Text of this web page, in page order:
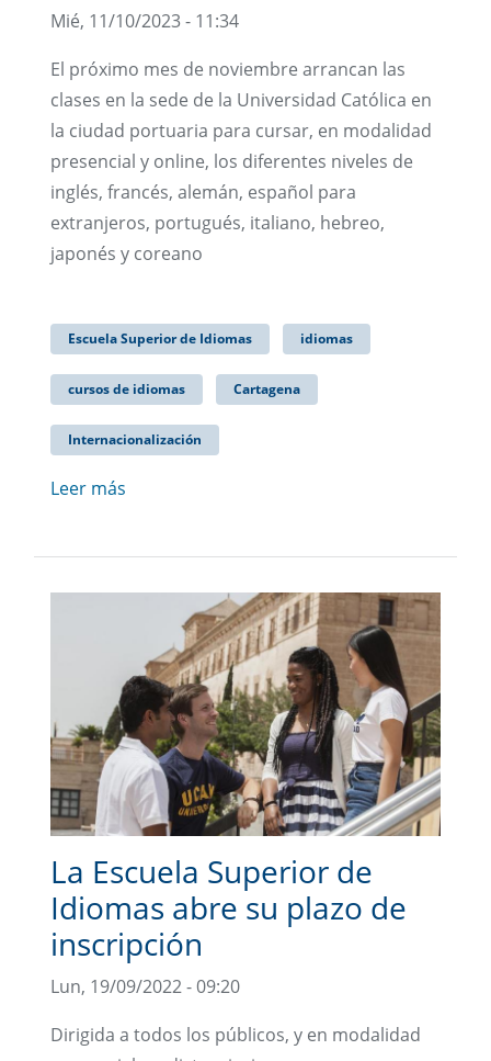
Mié, 11/10/2023 - 11:34
El próximo mes de noviembre arrancan las
clases en la sede de la Universidad Católica en
la ciudad portuaria para cursar, en modalidad
presencial y online, los diferentes niveles de
inglés, francés, alemán, español para
extranjeros, portugués, italiano, hebreo,
japonés y coreano
Escuela Superior de Idiomas idiomas
cursos de idiomas Cartagena
Internacionalización
Leer más
La Escuela Superior de
Idiomas abre su plazo de
inscripción
Lun, 19/09/2022 - 09:20
Dirigida a todos los públicos, y en modalidad